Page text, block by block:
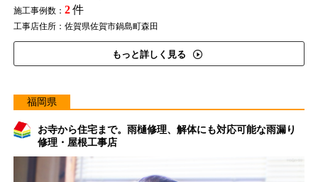
施工事例数： 2件
工事店住所：佐賀県佐賀市鍋島町森田
もっと詳しく見る
福岡県
お寺から住宅まで。雨樋修理、解体にも対応可能な雨漏り
修理・屋根工事店